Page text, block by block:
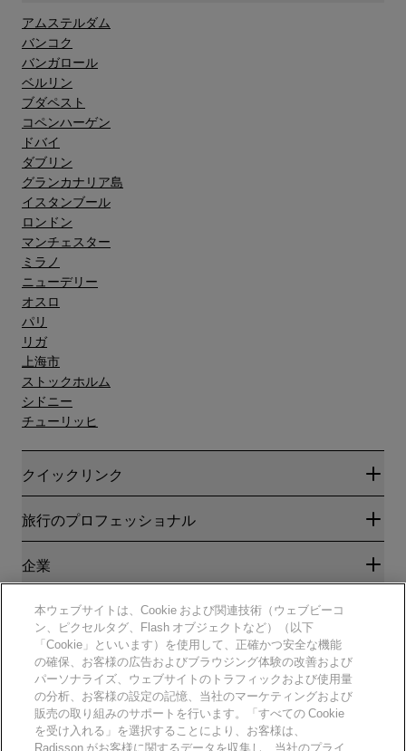
アムステルダム
バンコク
バンガロール
ベルリン
ブダペスト
コペンハーゲン
ドバイ
ダブリン
グランカナリア島"
イスタンブール
ロンドン
マンチェスター
ミラノ
ニューデリー
オスロ
パリ
リガ
上海市
ストックホルム
シドニー
チューリッヒ
クイックリンク
Radisson Rewards
ブログ
目的地
ラディソンホテルアプリ
スポーツ認定ホテル
ファミリーフレンドリーホテル
健康と安全
旅行のプロフェッショナル
パートナー
旅行代理店
企業
Radisson Hotel Group
メディア
キャリアRHG
採用情報PPHE
採用情報EHL
The Club by RHG
能力開発の機会
責任あるビジネス
法務
プライバシー通知
法的通知
Radisson Rewardsの利用規約
サイト使用許諾契約書
デジタルアクセシビリティ
ヘルプ
消費者アラート
連絡先
よくある質問
ソーシャルメディア
Radisson Hotels ブランド
本ウェブサイトは、Cookie および関連技術（ウェブビーコ
ン、ピクセルタグ、Flash オブジェクトなど）（以下
「Cookie」といいます）を使用して、正確かつ安全な機能
の確保、お客様の広告およびブラウジング体験の改善および
パーソナライズ、ウェブサイトのトラフィックおよび使用量
の分析、お客様の設定の記憶、当社のマーケティングおよび
販売の取り組みのサポートを行います。「すべての Cookie
を受け入れる」を選択することにより、お客様は、
Radisson がお客様に関するデータを収集し、当社のプライ